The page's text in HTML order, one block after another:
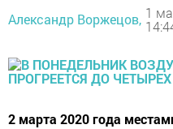
Александр Воржецов, 1
2 марта 2020 года